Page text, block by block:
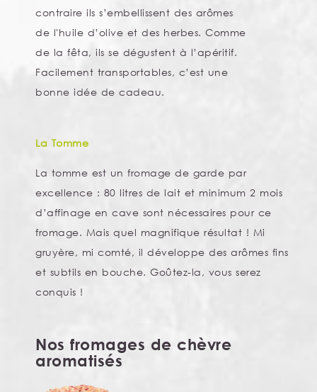
contraire ils s’embellissent des arômes
de l'huile d’olive et des herbes. Comme
de la fêta, ils se dégustent à l’apéritif.
Facilement transportables, c’est une
bonne idée de cadeau.
La Tomme
La tomme est un fromage de garde par
excellence : 80 litres de lait et minimum 2 mois
d’affinage en cave sont nécessaires pour ce
fromage. Mais quel magnifique résultat ! Mi
gruyère, mi comté, il développe des arômes fins
et subtils en bouche. Goûtez-la, vous serez
conquis !
Nos fromages de chèvre
aromatisés